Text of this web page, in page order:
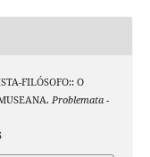
FILÓSOFO:: O
Problemata -